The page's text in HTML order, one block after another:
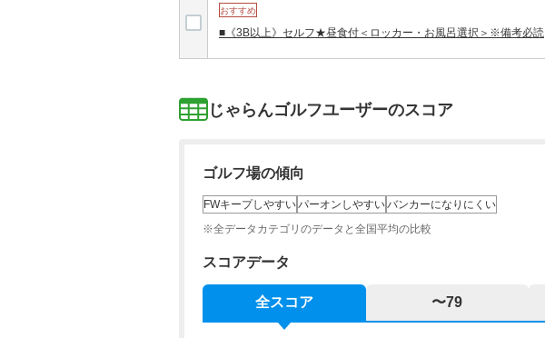
おすすめ
■《3B以上》セルフ★昼食付＜ロッカー・お風呂選択＞※備考必読
じゃらんゴルフユーザーのスコア
ゴルフ場の傾向
FWキープしやすいパーオンしやすいバンカーになりにくい
※全データカテゴリのデータと全国平均の比較
スコアデータ
全スコア 〜79